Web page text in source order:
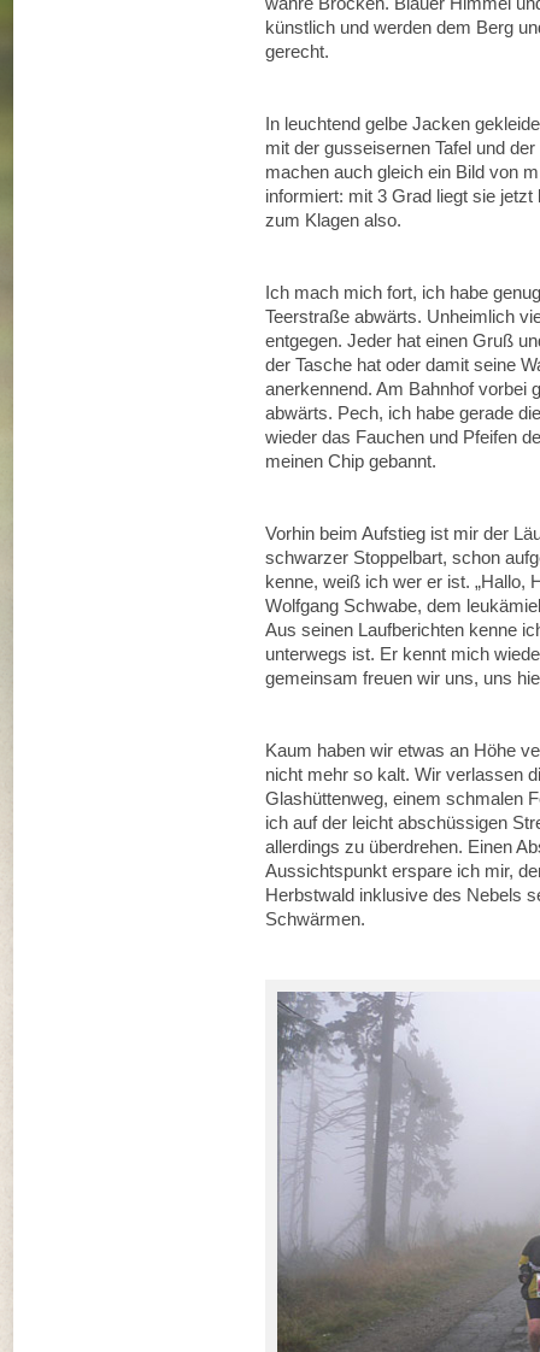
künstlich und werden dem Berg
gerecht.
In leuchtend gelbe Jacken
mit der gusseisernen Tafel und
machen auch gleich ein Bild von
informiert: mit 3 Grad liegt sie
zum Klagen also.
Ich mach mich fort, ich habe
Teerstraße abwärts. Unheimlich
entgegen. Jeder hat einen Gruß
der Tasche hat oder damit seine
anerkennend. Am Bahnhof vorbei
abwärts. Pech, ich habe gerade
wieder das Fauchen und Pfeifen
meinen Chip gebannt.
Vorhin beim Aufstieg ist mir der
schwarzer Stoppelbart, schon
kenne, weiß ich wer er ist. „Hallo,
Wolfgang Schwabe, dem
Aus seinen Laufberichten kenne
unterwegs ist. Er kennt mich
gemeinsam freuen wir uns, uns
Kaum haben wir etwas an Höhe
nicht mehr so kalt. Wir verlassen
Glashüttenweg, einem schmalen
ich auf der leicht abschüssigen
allerdings zu überdrehen. Einen
Aussichtspunkt erspare ich mir,
Herbstwald inklusive des Nebels
Schwärmen.